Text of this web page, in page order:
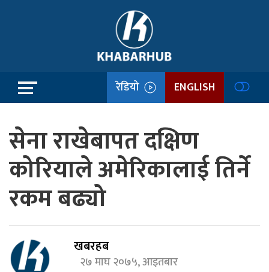
रेडियो ENGLISH
सेना राखेबापत दक्षिण
कोरियाले अमेरिकालाई तिर्ने
रकम बढ्यो
खबरहब
२७ माघ २०७५, आइतबार